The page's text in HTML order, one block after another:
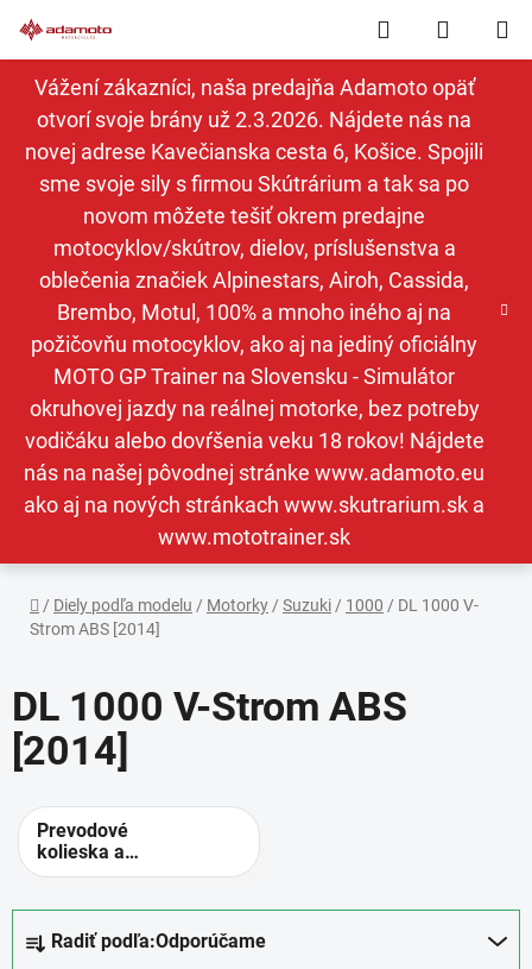
na
obsah
Vážení zákazníci, naša predajňa Adamoto opäť
otvorí svoje brány už 2.3.2026. Nájdete nás na
novej adrese Kavečianska cesta 6, Košice. Spojili
sme svoje sily s firmou Skútrárium a tak sa po
novom môžete tešiť okrem predajne
motocyklov/skútrov, dielov, príslušenstva a
oblečenia značiek Alpinestars, Airoh, Cassida,
Brembo, Motul, 100% a mnoho iného aj na
požičovňu motocyklov, ako aj na jediný oficiálny
MOTO GP Trainer na Slovensku - Simulátor
okruhovej jazdy na reálnej motorke, bez potreby
vodičáku alebo dovŕšenia veku 18 rokov! Nájdete
nás na našej pôvodnej stránke www.adamoto.eu
ako aj na nových stránkach www.skutrarium.sk a
www.mototrainer.sk
Hľadať
KOŠÍK
Domov
/ Diely podľa modelu / Motorky / Suzuki / 1000 / DL 1000 V-
Strom ABS [2014]
DL 1000 V-Strom ABS
[2014]
Prevodové
kolieska a
rozety -
prevody
Radiť podľa:Odporúčame